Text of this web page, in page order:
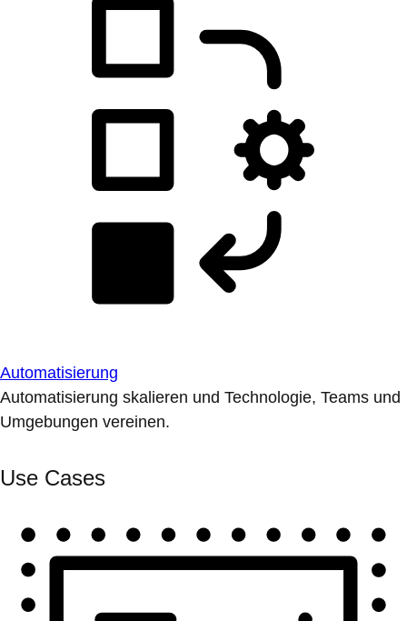
Automatisierung
Automatisierung skalieren und Technologie, Teams und
Umgebungen vereinen.
Use Cases